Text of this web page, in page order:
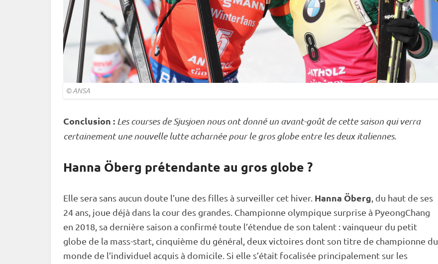
© ANSA
Conclusion : Les courses de Sjusjoen nous ont donné un avant-goût de cette saison qui verra
certainement une nouvelle lutte acharnée pour le gros globe entre les deux italiennes.
Hanna Öberg prétendante au gros globe ?
Elle sera sans aucun doute l’une des filles à surveiller cet hiver. Hanna Öberg , du haut de ses
24 ans, joue déjà dans la cour des grandes. Championne olympique surprise à PyeongChang
en 2018, sa dernière saison a confirmé toute l’étendue de son talent : vainqueur du petit
globe de la mass-start, cinquième du général, deux victoires dont son titre de championne du
monde de l’individuel acquis à domicile. Si elle s’était focalisée principalement sur les